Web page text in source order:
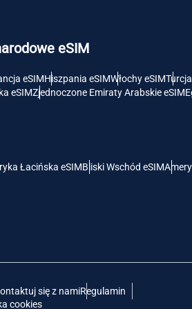
eSIM
eSIMHiszpania eSIMWłochy eSIM
eSIMZjednoczone Emiraty Arabskie eSIM
Łacińska eSIMBliski Wschód eSIM
się z namiRegulamin
cookies
THB -